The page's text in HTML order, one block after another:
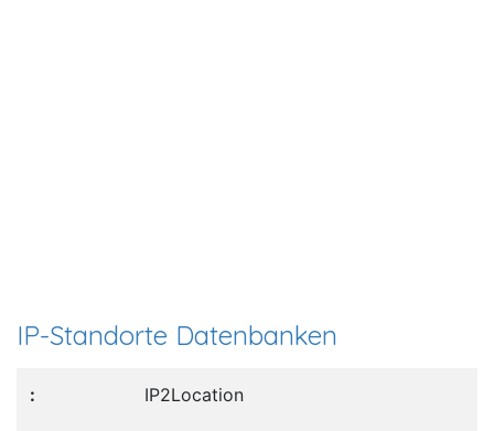
IP-Standorte Datenbanken
IP2Location